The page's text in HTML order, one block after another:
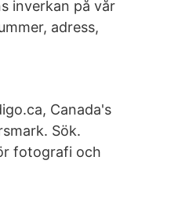
inverkan på vår
adress,
Canada's
Sök.
fotografi och